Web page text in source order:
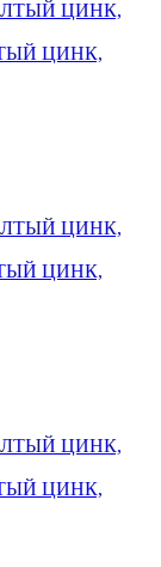
ЦИНК,
ЦИНК,
ЦИНК,